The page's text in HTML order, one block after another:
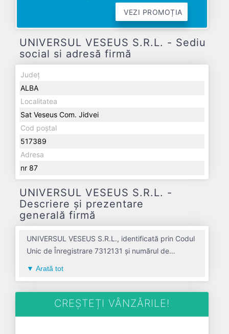
VEZI PROMOȚIA
UNIVERSUL VESEUS S.R.L. - Sediu
social si adresă firmă
Județ
ALBA
Localitatea
Sat Veseus Com. Jidvei
Cod poștal
517389
Adresa
nr 87
UNIVERSUL VESEUS S.R.L. -
Descriere și prezentare
generală firmă
UNIVERSUL VESEUS S.R.L., identificată prin Codul
Unic de Înregistrare 7312131 și numărul de
de produse alimentare, bauturi si tutun avand
codul 4711. Cu sediul social poziționat în zona de
Arată tot
CREȘTEȚI VÂNZĂRILE!